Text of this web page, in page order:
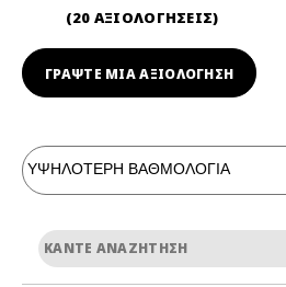
20 ΑΞΙΟΛΟΓΗΣΕΙΣ
ΓΡΆΨΤΕ ΜΙΑ ΑΞΙΟΛΟΓΗΣΗ